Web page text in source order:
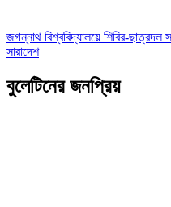
জগন্নাথ বিশ্ববিদ্যালয়ে শিবির-
সারাদেশ
বুলেটিনের জনপ্রিয়